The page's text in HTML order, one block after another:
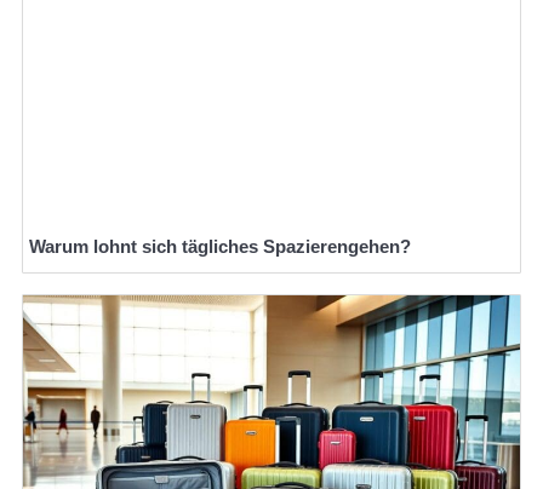
Warum lohnt sich tägliches Spazierengehen?